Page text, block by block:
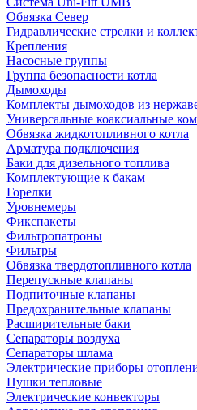
Обвязка Север
Гидравлические стрелки и
Крепления
Насосные группы
Группа безопасности котла
Дымоходы
Комплекты дымоходов из
Универсальные коаксиальные
Обвязка жидкотопливного котла
Арматура подключения
Баки для дизельного топлива
Комплектующие к бакам
Горелки
Уровнемеры
Фикспакеты
Фильтропатроны
Фильтры
Обвязка твердотопливного котла
Перепускные клапаны
Подпиточные клапаны
Предохранительные клапаны
Расширительные баки
Сепараторы воздуха
Сепараторы шлама
Электрические приборы
Пушки тепловые
Электрические конвекторы